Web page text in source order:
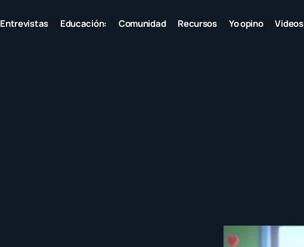
Entrevistas Educación: Comunidad Recursos Yo opino Videos